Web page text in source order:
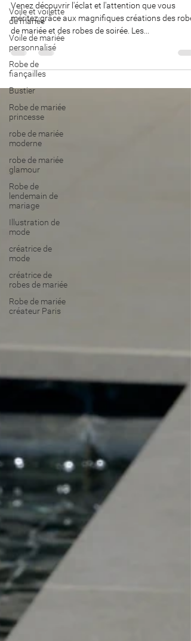
Voile et voilette
de mariée
Voile de mariée
personnalisé
Robe de
fiançailles
Bustier
Robe de mariée
princesse
robe de mariée
moderne
robe de mariée
glamour
Robe de
lendemain de
mariage
Illustration de
mode
créatrice de
mode
créatrice de
robes de mariée
Robe de mariée
créateur Paris
Venez découvrir l'éclat et l'attention que vous
méritez grâce aux magnifiques créations des
de mariée et des robes de soirée. Les...